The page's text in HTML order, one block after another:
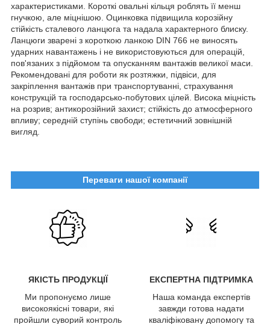
характеристиками. Короткі овальні кільця роблять її менш
гнучкою, але міцнішою. Оцинковка підвищила корозійну
стійкість сталевого ланцюга та надала характерного блиску.
Ланцюги зварені з короткою ланкою DIN 766 не виносять
ударних навантажень і не використовуються для операцій,
пов'язаних з підйомом та опусканням вантажів великої маси.
Рекомендовані для роботи як розтяжки, підвіси, для
закріплення вантажів при транспортуванні, страхування
конструкцій та господарсько-побутових цілей. Висока міцність
на розрив; антикорозійний захист; стійкість до атмосферного
впливу; середній ступінь свободи; естетичний зовнішній
вигляд.
Переваги нашої компанії
ЯКІСТЬ ПРОДУКЦІЇ
ЕКСПЕРТНА ПІДТРИМКА
Ми пропонуємо лише
високоякісні товари, які
пройшли суворий контроль
Наша команда експертів
завжди готова надати
кваліфіковану допомогу та